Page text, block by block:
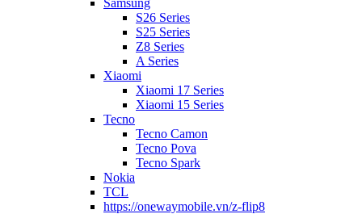
Samsung
S26 Series
S25 Series
Z8 Series
A Series
Xiaomi
Xiaomi 17 Series
Xiaomi 15 Series
Tecno
Tecno Camon
Tecno Pova
Tecno Spark
Nokia
TCL
https://onewaymobile.vn/z-flip8